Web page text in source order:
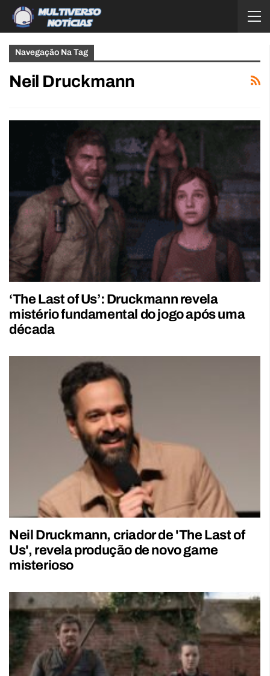
Navegação Na Tag
Neil Druckmann
‘The Last of Us’: Druckmann revela
mistério fundamental do jogo após uma
década
Neil Druckmann, criador de 'The Last of
Us', revela produção de novo game
misterioso